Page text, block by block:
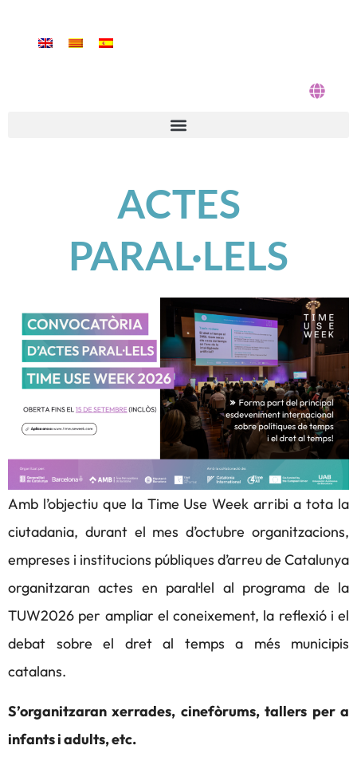
contingut
ACTES
PARAL·LELS
Amb l’objectiu que la Time Use Week arribi a tota la
ciutadania, durant el mes d’octubre organitzacions,
empreses i institucions públiques d’arreu de Catalunya
organitzaran actes en paral·lel al programa de la
TUW2026 per ampliar el coneixement, la reflexió i el
debat sobre el dret al temps a més municipis
catalans.
S’organitzaran xerrades, cinefòrums, tallers per a
infants i adults, etc.